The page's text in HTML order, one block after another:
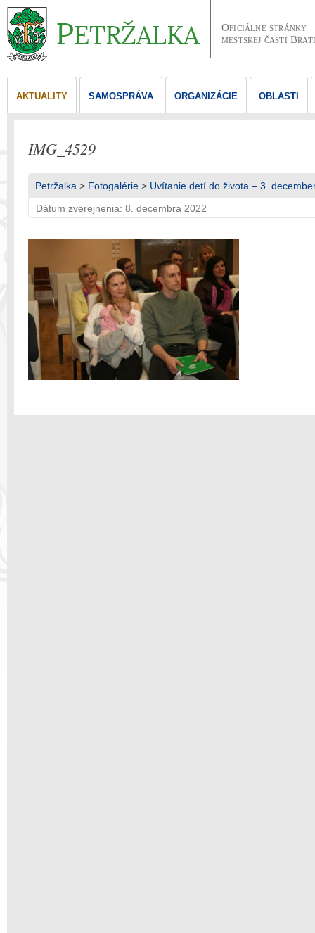
Oficiálne stránky
mestskej časti
AKTUALITY SAMOSPRÁVA ORGANIZÁCIE OBLASTI
IMG_4529
Petržalka > Fotogalérie > Uvítanie detí do života – 3.
Dátum zverejnenia: 8. decembra 2022